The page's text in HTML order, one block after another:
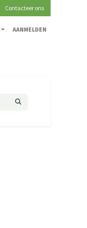
Contacteer ons
AANMELDEN